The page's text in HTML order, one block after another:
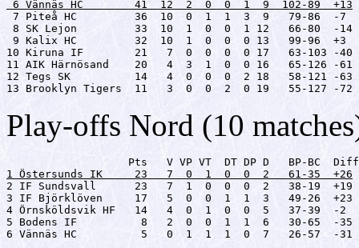
6 Vännäs HC        41  12  2  0  0  1  9  102-89  +13
7 Piteå HC         36  10  0  1  1  3  9   79-86  -7
8 SK Lejon         33  10  1  0  0  1 12   66-80  -14
9 Kalix HC         32  10  1  0  0  0 13   99-96  +3
10 Kiruna IF        21   7  0  0  0  0 17   63-103 -40
11 AIK Härnösand    20   4  3  1  0  0 16   65-126 -61
12 Tegs SK          14   4  0  0  0  2 18   58-121 -63
13 Brooklyn Tigers  11   3  0  0  2  0 19   55-127 -72
Play-offs Nord (10
1 Östersunds IK     23   7  0  1  0  0  2   61-35  +26
2 IF Sundsvall      23   7  1  0  0  0  2   38-19  +19
3 IF Björklöven     17   5  0  0  1  1  3   49-26  +23
4 Örnsköldsvik HF   14   4  0  1  0  0  5   37-39  -2
5 Bodens IF          8   2  0  0  1  1  6   30-65  -35
6 Vännäs HC          5   0  1  1  1  0  7   26-57  -31